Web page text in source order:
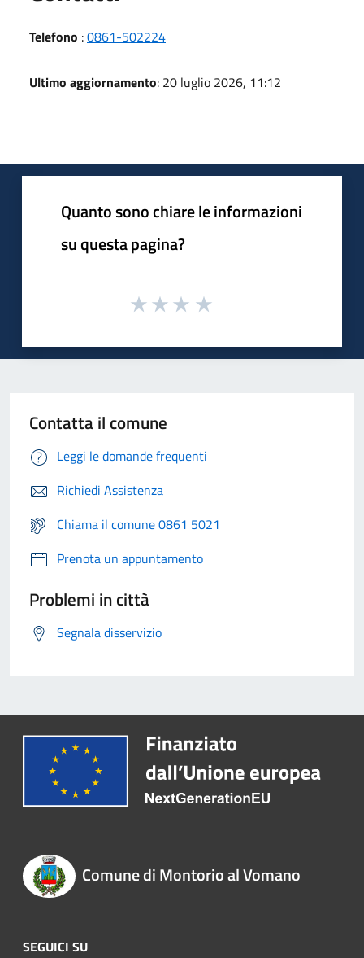
Telefono :0861-502224
Ultimo aggiornamento: 20 luglio 2026, 11:12
Quanto sono chiare le informazioni
su questa pagina?
Contatta il comune
Leggi le domande frequenti
Richiedi Assistenza
Chiama il comune 0861 5021
Prenota un appuntamento
Problemi in città
Segnala disservizio
Comune di Montorio al Vomano
SEGUICI SU